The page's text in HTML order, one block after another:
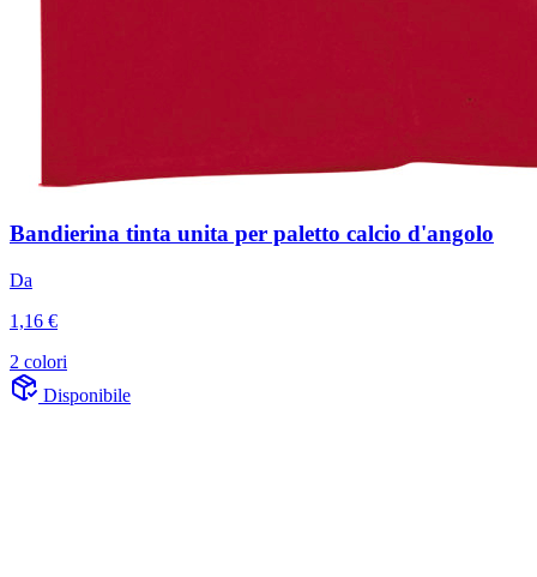
Bandierina tinta unita per paletto calcio d'angolo
Da
1,16 €
2 colori
Disponibile